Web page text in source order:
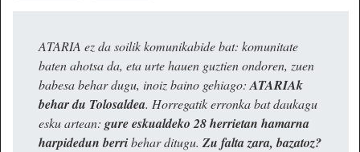
ATARIA ez da soilik komunikabide bat: komunitate
baten ahotsa da, eta urte hauen guztien ondoren, zuen
babesa behar dugu, inoiz baino gehiago: ATARIAk
behar du Tolosaldea. Horregatik erronka bat daukagu
esku artean: gure eskualdeko 28 herrietan hamarna
harpidedun berribehar ditugu. Zu falta zara, bazatoz?